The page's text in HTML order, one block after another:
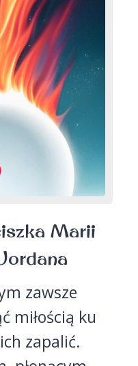
Marii
zawsze
miłością ku
zapalić.